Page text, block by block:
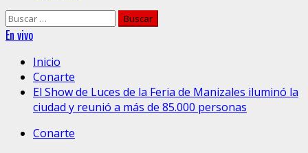
Buscar:
En vivo
Inicio
Conarte
El Show de Luces de la Feria de Manizales iluminó la
ciudad y reunió a más de 85.000 personas
Conarte